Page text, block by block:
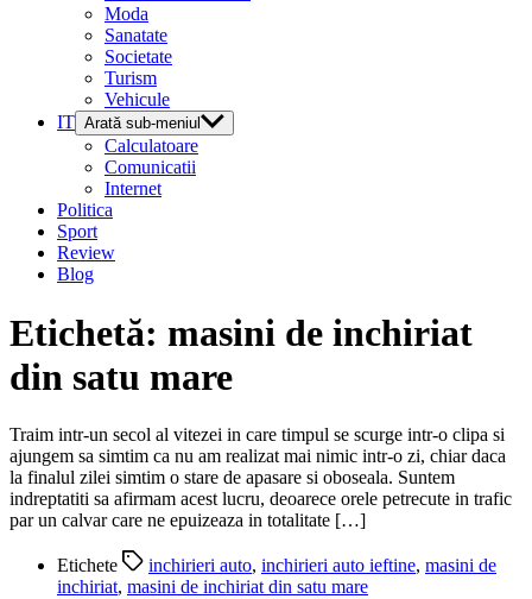
Moda
Sanatate
Societate
Turism
Vehicule
IT Arată sub-meniul
Calculatoare
Comunicatii
Internet
Politica
Sport
Review
Blog
Etichetă: masini de inchiriat
din satu mare
Traim intr-un secol al vitezei in care timpul se scurge intr-o clipa si
ajungem sa simtim ca nu am realizat mai nimic intr-o zi, chiar daca
la finalul zilei simtim o stare de apasare si oboseala. Suntem
indreptatiti sa afirmam acest lucru, deoarece orele petrecute in trafic
par un calvar care ne epuizeaza in totalitate […]
Etichete inchirieri auto, inchirieri auto ieftine, masini de
inchiriat, masini de inchiriat din satu mare